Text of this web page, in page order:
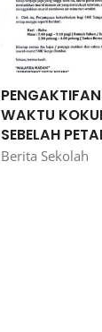
WAKTU
SEBELAH
Berita Sekolah